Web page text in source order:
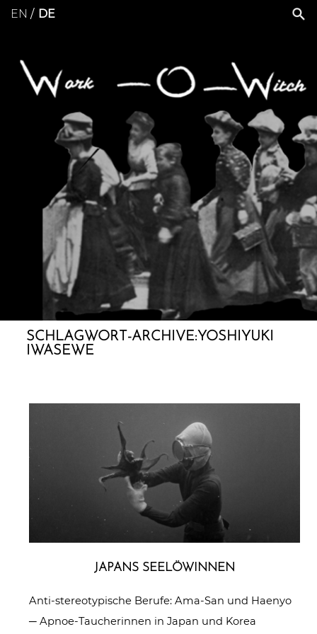
EN DE
SCHLAGWORT-ARCHIVE:YOSHIYUKI
IWASEWE
JAPANS SEE­LÖ­WIN­NEN
Anti-stereotypische Berufe: Ama-San und Haenyo
─ Apnoe-Taucherinnen in Japan und Korea